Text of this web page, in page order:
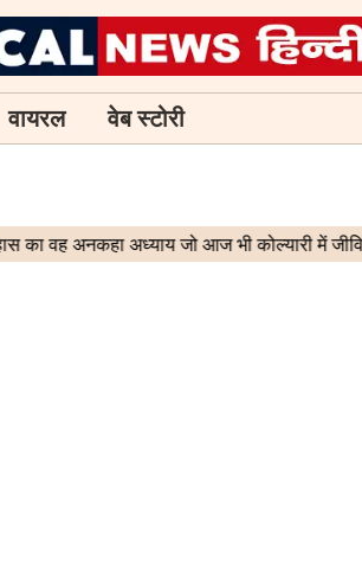
वायरल वेब स्टोरी